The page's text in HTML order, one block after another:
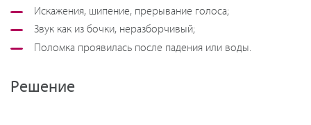
Искажения, шипение, прерывание голоса;
Звук как из бочки, неразборчивый;
Поломка проявилась после падения или воды.
Решение